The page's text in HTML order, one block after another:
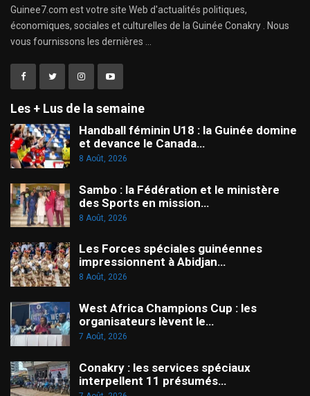
Guinee7.com est votre site Web d'actualités politiques,
économiques, sociales et culturelles de la Guinée Conakry . Nous
vous fournissons les dernières ...
Les + Lus de la semaine
Handball féminin U18 : la Guinée domine
et devance le Canada…
8 Août, 2026
Sambo : la Fédération et le ministère
des Sports en mission…
8 Août, 2026
Les Forces spéciales guinéennes
impressionnent à Abidjan…
8 Août, 2026
West Africa Champions Cup : les
organisateurs lèvent le…
7 Août, 2026
Conakry : les services spéciaux
interpellent 11 présumés…